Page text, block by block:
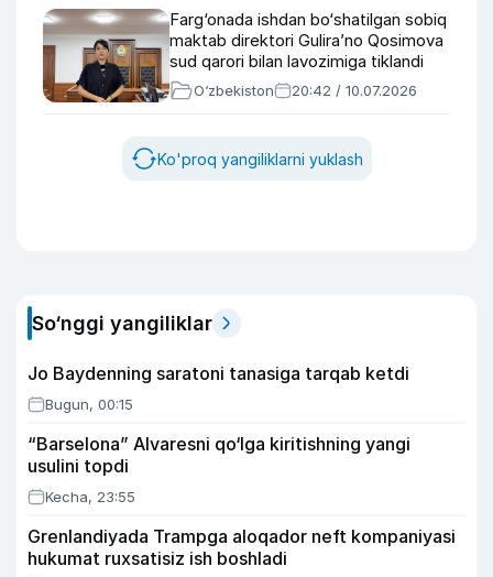
Farg‘onada ishdan bo‘shatilgan sobiq
maktab direktori Gulira’no Qosimova
sud qarori bilan lavozimiga tiklandi
O‘zbekiston 20:42 / 10.07.2026
Ko'proq yangiliklarni yuklash
So‘nggi yangiliklar
Jo Baydenning saratoni tanasiga tarqab ketdi
Bugun, 00:15
“Barselona” Alvaresni qo‘lga kiritishning yangi
usulini topdi
Kecha, 23:55
Grenlandiyada Trampga aloqador neft kompaniyasi
hukumat ruxsatisiz ish boshladi